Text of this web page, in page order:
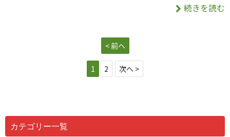
続きを読む
< 前へ
1 2 次へ >
カテゴリー一覧